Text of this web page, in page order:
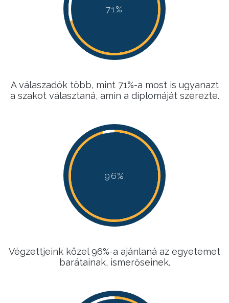
71%
71%
71%
71%
A válaszadók több, mint 71%-a most is ugyanazt
a szakot választaná, amin a diplomáját szerezte.
96%
96%
96%
96%
Végzettjeink közel 96%-a ajánlaná az egyetemet
barátainak, ismerőseinek.